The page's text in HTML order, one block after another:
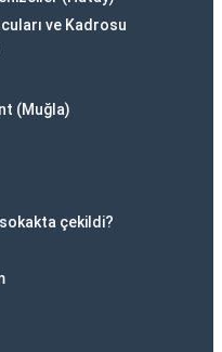
ve Kadrosu
(Muğla)
çekildi?